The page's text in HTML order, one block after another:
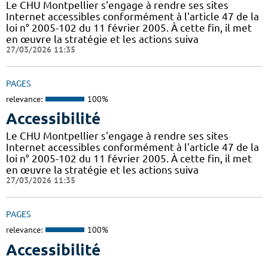
Le CHU Montpellier s'engage à rendre ses sites
Internet accessibles conformément à l'article 47 de la
loi n° 2005-102 du 11 février 2005. À cette fin, il met
en œuvre la stratégie et les actions suiva
27/03/2026 11:35
PAGES
relevance: 100%
Accessibilité
Le CHU Montpellier s'engage à rendre ses sites
Internet accessibles conformément à l'article 47 de la
loi n° 2005-102 du 11 février 2005. À cette fin, il met
en œuvre la stratégie et les actions suiva
27/03/2026 11:35
PAGES
relevance: 100%
Accessibilité